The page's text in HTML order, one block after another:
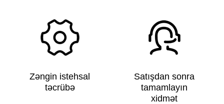
Zəngin istehsal
təcrübə
Satışdan sonra
tamamlayın
xidmət